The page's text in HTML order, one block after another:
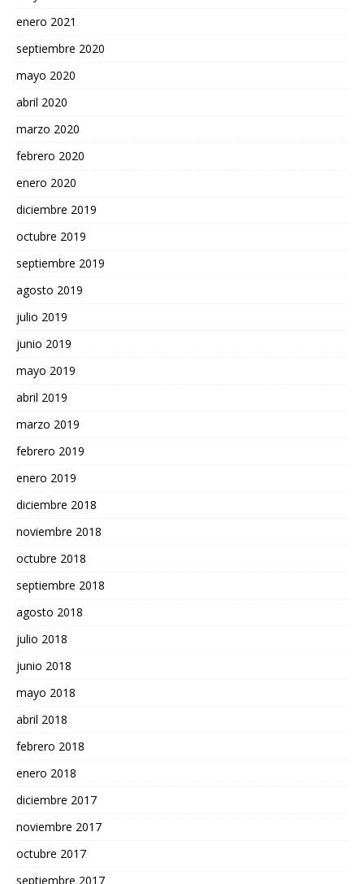
enero 2021
septiembre 2020
mayo 2020
abril 2020
marzo 2020
febrero 2020
enero 2020
diciembre 2019
octubre 2019
septiembre 2019
agosto 2019
julio 2019
junio 2019
mayo 2019
abril 2019
marzo 2019
febrero 2019
enero 2019
diciembre 2018
noviembre 2018
octubre 2018
septiembre 2018
agosto 2018
julio 2018
junio 2018
mayo 2018
abril 2018
febrero 2018
enero 2018
diciembre 2017
noviembre 2017
octubre 2017
septiembre 2017